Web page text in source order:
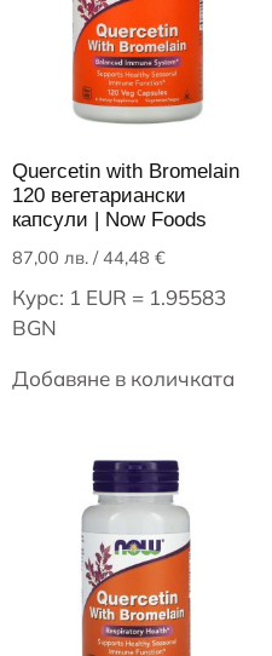
Quercetin with Bromelain
120 вегетариански
капсули | Now Foods
87,00 лв./ 44,48 €
Курс: 1 EUR = 1.95583
BGN
Добавяне в количката